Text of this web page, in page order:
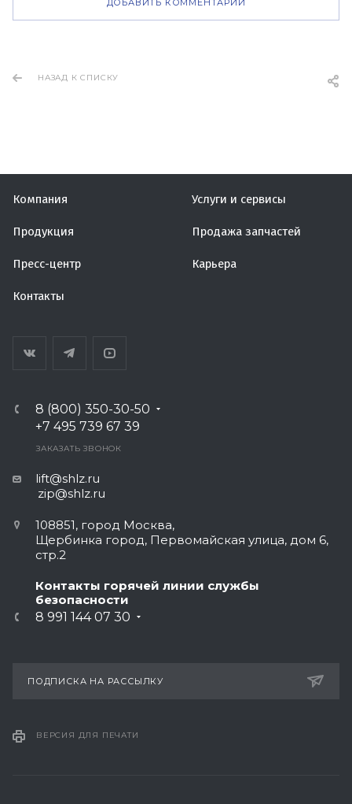
ДОБАВИТЬ КОММЕНТАРИЙ
НАЗАД К СПИСКУ
Компания Услуги и сервисы
Продукция Продажа запчастей
Пресс-центр Карьера
Контакты
8 (800) 350-30-50
+7 495 739 67 39
ЗАКАЗАТЬ ЗВОНОК
lift@shlz.ru
zip@shlz.ru
108851, город Москва,
Щербинка город, Первомайская улица, дом 6,
стр.2
Контакты горячей линии службы
безопасности
8 991 144 07 30
ПОДПИСКА НА РАССЫЛКУ
ВЕРСИЯ ДЛЯ ПЕЧАТИ